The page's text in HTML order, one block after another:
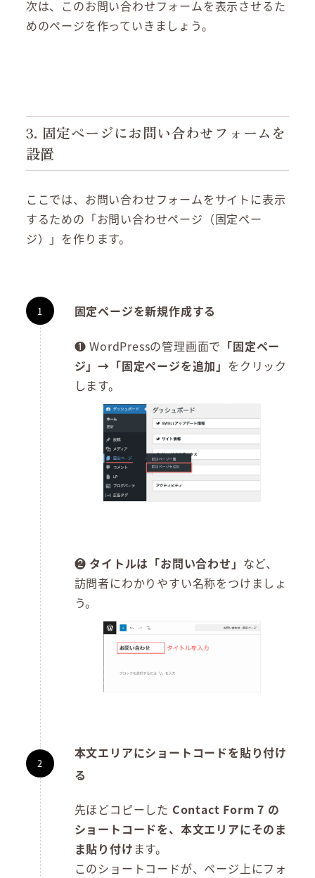
次は、このお問い合わせフォームを表示させるた
めのページを作っていきましょう。
3. 固定ページにお問い合わせフォームを
設置
ここでは、お問い合わせフォームをサイトに表示
するための「お問い合わせページ（固定ペー
ジ）」を作ります。
固定ページを新規作成する
❶ WordPressの管理画面で 「固定ペー
ジ」→「固定ページを追加」 をクリック
します。
❷ タイトルは「お問い合わせ」 など、
訪問者にわかりやすい名称をつけましょ
う。
本文エリアにショートコードを貼り付け
る
先ほどコピーした Contact Form 7 の
ショートコードを、本文エリアにそのま
ま貼り付け ます。
このショートコードが、ページ上にフォ